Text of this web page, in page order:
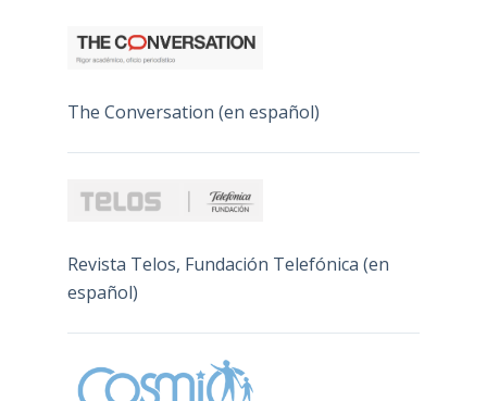
The Conversation (en español)
Revista Telos, Fundación Telefónica (en
español)